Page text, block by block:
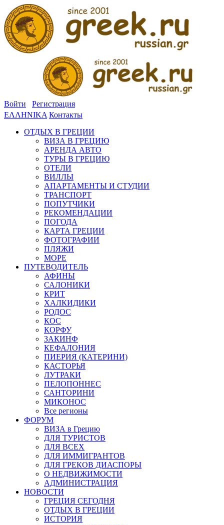
Войти
Регистрация
ΕΛΛΗΝΙΚΑ Контакты
ОТДЫХ В ГРЕЦИИ
ВИЗА В ГРЕЦИЮ
АРЕНДА АВТО
ТУРЫ В ГРЕЦИЮ
ОТЕЛИ
ВИЛЛЫ
АПАРТАМЕНТЫ И СТУДИИ
ТРАНСПОРТ
ПОПУТЧИКИ
РЕКОМЕНДАЦИИ
ПОГОДА
КАРТА ГРЕЦИИ
ФОТОГРАФИИ
ПЛЯЖИ
МОРЕ
ПУТЕВОДИТЕЛЬ
АФИНЫ
САЛОНИКИ
КРИТ
ХАЛКИДИКИ
РОДОС
КОС
КОРФУ
ЗАКИНФ
КЕФАЛОНИЯ
ПИЕРИЯ (КАТЕРИНИ)
КАСТОРЬЯ
ЛУТРАКИ
ПЕЛОПОННЕС
САНТОРИНИ
МИКОНОС
Все регионы
ФОРУМ
ВИЗА в Грецию
ДЛЯ ТУРИСТОВ
ДЛЯ ВСЕХ
ДЛЯ ИММИГРАНТОВ
ДЛЯ ГРЕКОВ ДИАСПОРЫ
О НЕДВИЖИМОСТИ
АДМИНИСТРАЦИЯ
НОВОСТИ
ГРЕЦИЯ СЕГОДНЯ
ОТДЫХ В ГРЕЦИИ
ИСТОРИЯ